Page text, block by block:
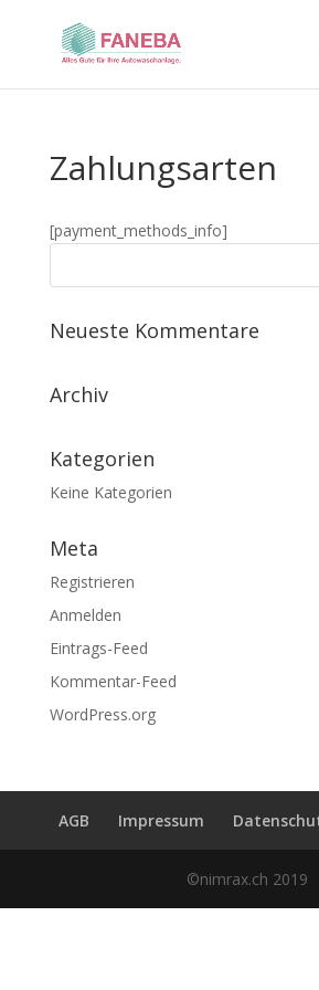
Zahlungsarten
[payment_methods_info]
Neueste Kommentare
Archiv
Kategorien
Keine Kategorien
Meta
Registrieren
Anmelden
Eintrags-Feed
Kommentar-Feed
WordPress.org
AGB Impressum
©nimrax.ch 2019